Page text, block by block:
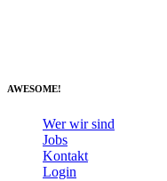
AWESOME!
Wer wir sind
Jobs
Kontakt
Login